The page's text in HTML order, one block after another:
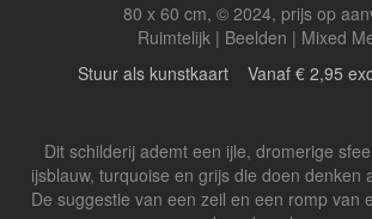
80 x 60 cm, © 2024, prijs op
Ruimtelijk | Beelden | Mixed
Stuur als kunstkaart Vanaf € 2,95
Dit schilderij ademt een ijle, dromerige
ijsblauw, turquoise en grijs die doen denken
De suggestie van een zeil en een romp van